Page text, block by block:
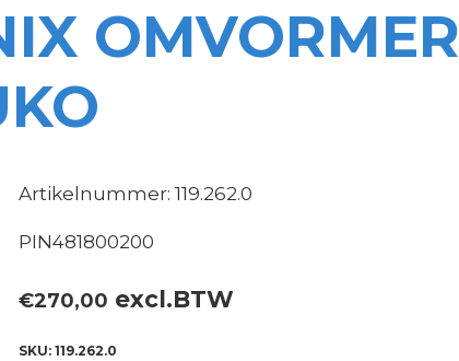
OMVORMER
Artikelnummer: 119.262.0
PIN481800200
€270,00 excl.BTW
SKU:119.262.0